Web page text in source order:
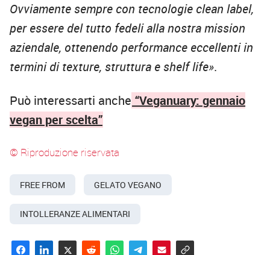
Ovviamente sempre con tecnologie clean label,
per essere del tutto fedeli alla nostra mission
aziendale, ottenendo performance eccellenti in
termini di texture, struttura e shelf life».
Può interessarti anche “Veganuary: gennaio
vegan per scelta”
© Riproduzione riservata
FREE FROM GELATO VEGANO
INTOLLERANZE ALIMENTARI